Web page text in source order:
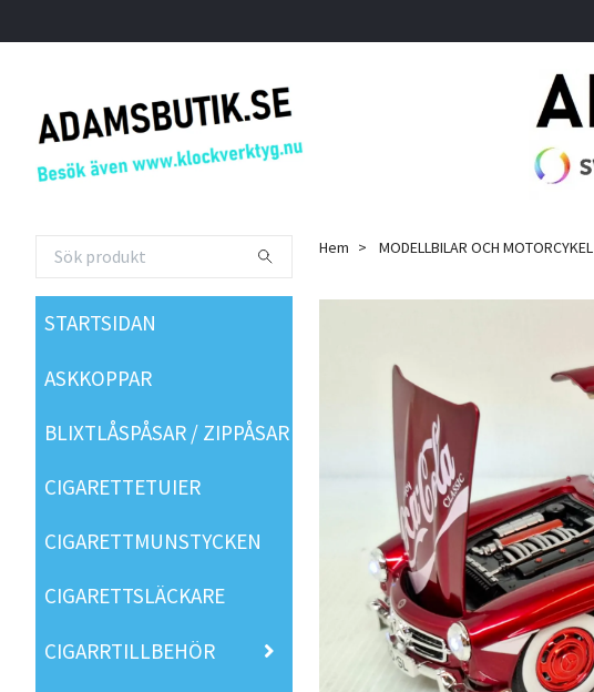
STARTSIDAN
ASKKOPPAR
BLIXTLÅSPÅSAR / ZIPPÅSAR
CIGARETTETUIER
CIGARETTMUNSTYCKEN
CIGARETTSLÄCKARE
CIGARRTILLBEHÖR
Hem MODELLBILAR OCH MOTORCYKEL